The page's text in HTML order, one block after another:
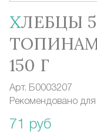
ХЛЕБЦЫ 5 ЗЛАКОВ С
150 Г
Арт. Б0003207
Рекомендовано
71 руб